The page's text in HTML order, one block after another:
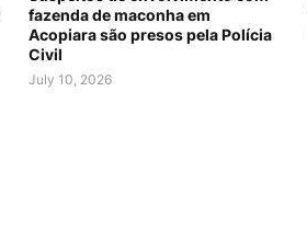
fazenda de maconha em
Acopiara são presos pela Polícia
Civil
July 10, 2026